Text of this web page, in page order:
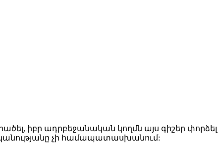
իբր ադրբեջանական կողմն այս գիշեր փորձել
չի համապատասխանում: